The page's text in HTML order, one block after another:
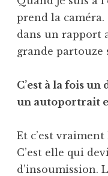
prend la caméra.
dans un rapport
grande partouze
C’est à la fois
un autoportrait
Et c’est
C’est elle qui
d’insoumission.